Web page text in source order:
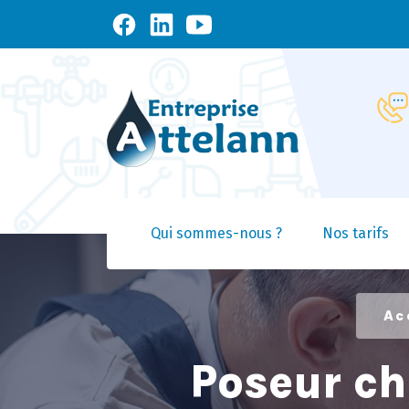
Qui sommes-nous ? Nos tarifs
Poseur